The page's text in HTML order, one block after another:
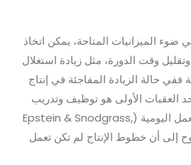
ضوء الميزانيات المتاحة، يمكن اتخاذ
وتقليل وقت الدورة، مثل زيادة استغلال
ففي حالة الزيادة المفاجئة في إنتاج
كان أحد العقبات الأولى هو توظيف وتدريب
الأفراد لزيادة نوبات العمل اليومية (Epstein & Snodgrass,
إلى أن خطوط الإنتاج لم تكن تعمل